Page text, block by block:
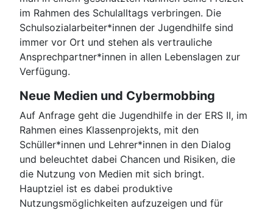
im Rahmen des Schulalltags verbringen. Die
Schulsozialarbeiter*innen der Jugendhilfe sind
immer vor Ort und stehen als vertrauliche
Ansprechpartner*innen in allen Lebenslagen zur
Verfügung.
Neue Medien und Cybermobbing
Auf Anfrage geht die Jugendhilfe in der ERS II, im
Rahmen eines Klassenprojekts, mit den
Schüller*innen und Lehrer*innen in den Dialog
und beleuchtet dabei Chancen und Risiken, die
die Nutzung von Medien mit sich bringt.
Hauptziel ist es dabei produktive
Nutzungsmöglichkeiten aufzuzeigen und für